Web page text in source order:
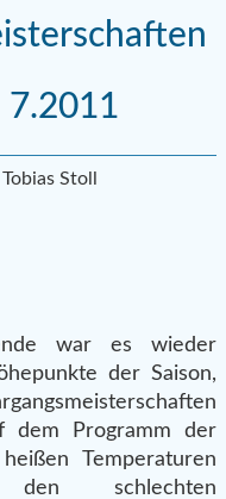
Stoll
war es wieder
der Saison,
dem Programm der
Temperaturen
schlechten